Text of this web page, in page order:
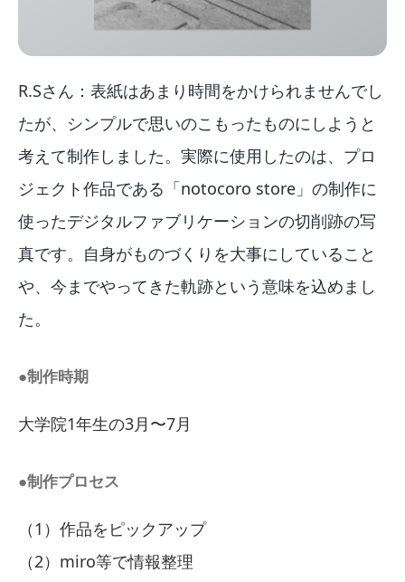
R.Sさん：表紙はあまり時間をかけられませんでし
たが、シンプルで思いのこもったものにしようと
考えて制作しました。実際に使用したのは、プロ
ジェクト作品である「notocoro store」の制作に
使ったデジタルファブリケーションの切削跡の写
真です。自身がものづくりを大事にしていること
や、今までやってきた軌跡という意味を込めまし
た。
●制作時期
大学院1年生の3月〜7月
●制作プロセス
（1）作品をピックアップ
（2）miro等で情報整理